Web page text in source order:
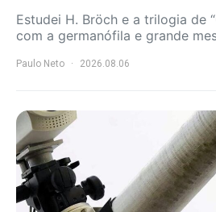
Estudei H. Bröch e a trilogia de
com a germanófila e grande
Paulo Neto 2026.08.06